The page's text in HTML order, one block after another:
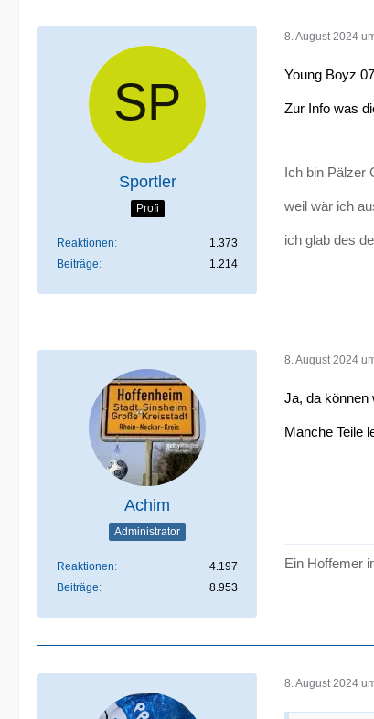
Sportler
Profi
Reaktionen
1.373
Beiträge
1.214
8. August 2024
Young Boyz
Zur Info was
Ich bin Pälzer
weil wär ich
ich glab des
Achim
Administrator
Reaktionen
4.197
Beiträge
8.953
8. August 2024
Ja, da können
Manche Teile
Ein Hoffemer
8. August 2024